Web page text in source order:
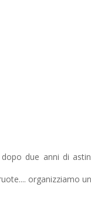
due anni di
organizziamo un